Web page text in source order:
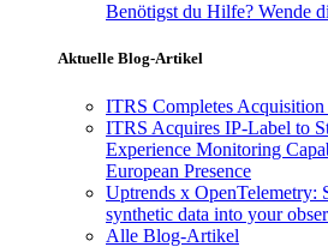
Benötigst du Hilfe? Wende
Aktuelle Blog-Artikel
ITRS Completes
ITRS Acquires IP-Label to
Experience Monitoring
European Presence
Uptrends x OpenTelemetry:
synthetic data into your
Alle Blog-Artikel